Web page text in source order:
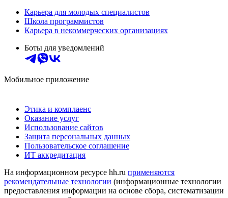
Карьера для молодых специалистов
Школа программистов
Карьера в некоммерческих организациях
Боты для уведомлений
Мобильное приложение
Этика и комплаенс
Оказание услуг
Использование сайтов
Защита персональных данных
Пользовательское соглашение
ИТ аккредитация
На информационном ресурсе hh.ru применяются
рекомендательные технологии (информационные технологии
предоставления информации на основе сбора, систематизации